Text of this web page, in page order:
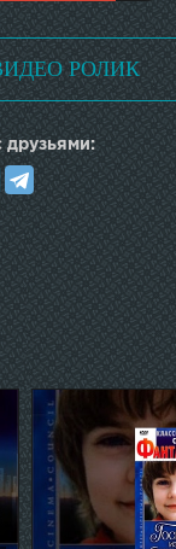
РОЛИК
друзьями: